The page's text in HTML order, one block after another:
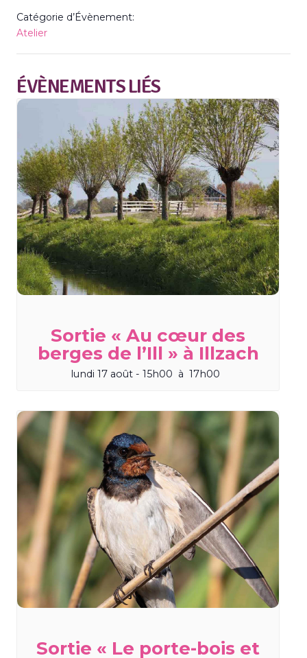
Catégorie d’Évènement:
Atelier
ÉVÈNEMENTS LIÉS
Sortie « Au cœur des
berges de l’Ill » à Illzach
lundi 17 août - 15h00 à 17h00
Sortie « Le porte-bois et